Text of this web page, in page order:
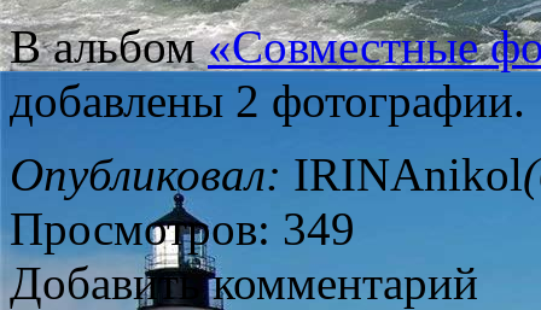
В альбом«Совместные
добавлены 2 фотографии.
Опубликовал: IRINAnikol
Просмотров: 349
Добавить комментарий